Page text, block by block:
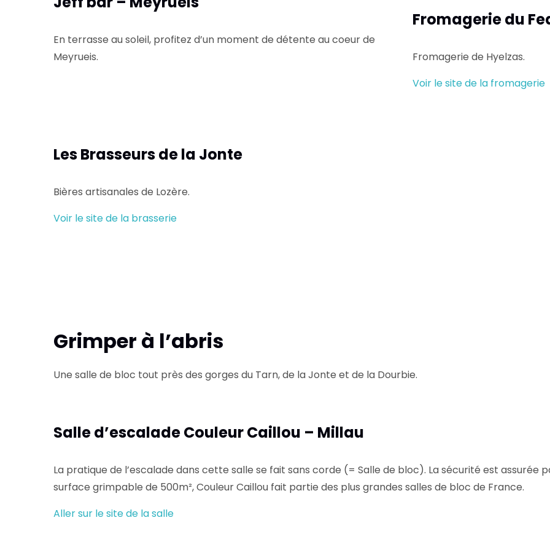
En terrasse au soleil, profitez d’un moment de détente au coeur de
Meyrueis.
Les Brasseurs de la Jonte
Bières artisanales de Lozère.
Voir le site de la brasserie
Fromagerie du
Fromagerie de Hyelzas.
Voir le site de la fromagerie
Grimper à l’abris
Une salle de bloc tout près des gorges du Tarn, de la Jonte et de la Dourbie.
Salle d’escalade Couleur Caillou – Millau
La pratique de l’escalade dans cette salle se fait sans corde (= Salle de bloc). La sécurité est assurée
surface grimpable de 500m², Couleur Caillou fait partie des plus grandes salles de bloc de France.
Aller sur le site de la salle